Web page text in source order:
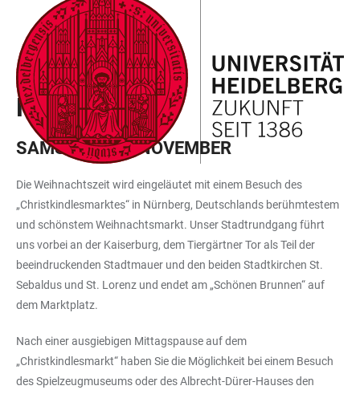
LINKS
ZUR
BARRIEREFREIHEIT
ZUM
HAUPTINHALT
HAUPTNAVIGATION
ÖFFNEN
WEBSEITENSUCHE
ÖFFNEN
EXKURSIONSPROGRAMM
NÜRNBERG
SAMSTAG, 30. NOVEMBER
Die Weihnachtszeit wird eingeläutet mit einem Besuch des
„Christkindlesmarktes“ in Nürnberg, Deutschlands berühmtestem
und schönstem Weihnachtsmarkt. Unser Stadtrundgang führt
uns vorbei an der Kaiserburg, dem Tiergärtner Tor als Teil der
beeindruckenden Stadtmauer und den beiden Stadtkirchen St.
Sebaldus und St. Lorenz und endet am „Schönen Brunnen“ auf
dem Marktplatz.
Nach einer ausgiebigen Mittagspause auf dem
„Christkindlesmarkt“ haben Sie die Möglichkeit bei einem Besuch
des Spielzeugmuseums oder des Albrecht-Dürer-Hauses den